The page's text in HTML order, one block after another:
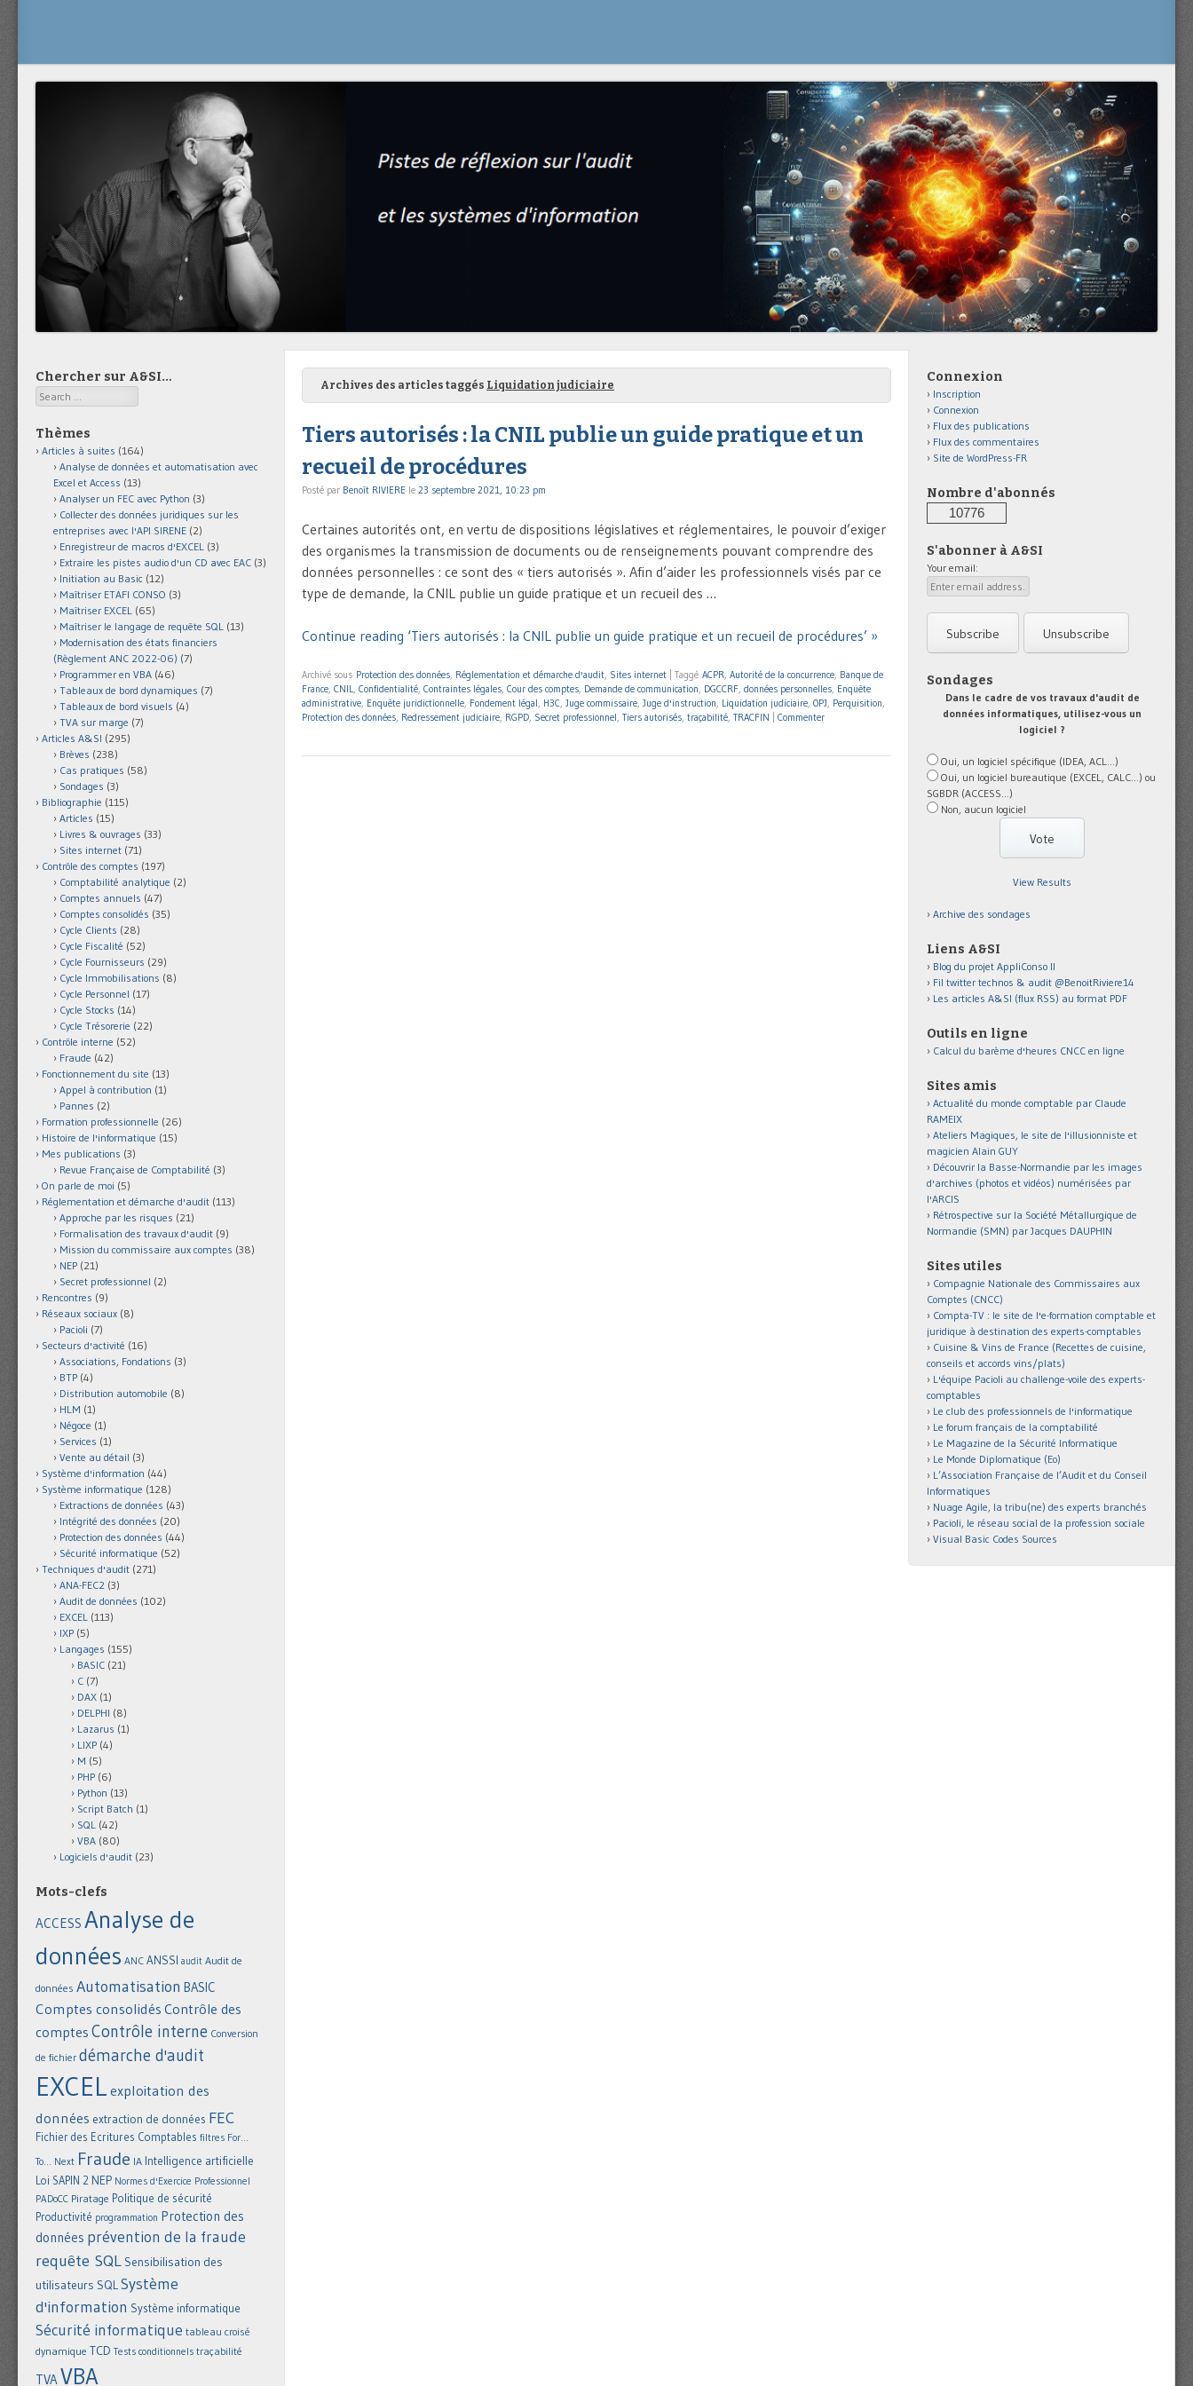
Archives des articles taggés Liquidation judiciaire
Tiers autorisés : la CNIL publie un guide pratique et un
recueil de procédures
Posté par Benoît RIVIERE le 23 septembre 2021, 10:23 pm
Certaines autorités ont, en vertu de dispositions législatives et réglementaires, le pouvoir d’exiger
des organismes la transmission de documents ou de renseignements pouvant comprendre des
données personnelles : ce sont des « tiers autorisés ». Afin d’aider les professionnels visés par ce
type de demande, la CNIL publie un guide pratique et un recueil des …
Continue reading ‘Tiers autorisés : la CNIL publie un guide pratique et un recueil de procédures’ »
Archivé sous Protection des données, Réglementation et démarche d'audit, Sites internet Taggé ACPR, Autorité de la concurrence, Banque de
France, CNIL, Confidentialité, Contraintes légales, Cour des comptes, Demande de communication, DGCCRF, données personnelles, Enquête
administrative, Enquête juridictionnelle, Fondement légal, H3C, Juge commissaire, Juge d'instruction, Liquidation judiciaire, OPJ, Perquisition,
Protection des données, Redressement judiciaire, RGPD, Secret professionnel, Tiers autorisés, traçabilité, TRACFIN Commenter
Chercher sur A&SI…
Search
Thèmes
Articles à suites (164)
Analyse de données et automatisation avec
Excel et Access (13)
Analyser un FEC avec Python (3)
Collecter des données juridiques sur les
entreprises avec l'API SIRENE (2)
Enregistreur de macros d'EXCEL (3)
Extraire les pistes audio d'un CD avec EAC (3)
Initiation au Basic (12)
Maîtriser ETAFI CONSO (3)
Maîtriser EXCEL (65)
Maîtriser le langage de requête SQL (13)
Modernisation des états financiers
(Règlement ANC 2022-06) (7)
Programmer en VBA (46)
Tableaux de bord dynamiques (7)
Tableaux de bord visuels (4)
TVA sur marge (7)
Articles A&SI (295)
Brèves (238)
Cas pratiques (58)
Sondages (3)
Bibliographie (115)
Articles (15)
Livres & ouvrages (33)
Sites internet (71)
Contrôle des comptes (197)
Comptabilité analytique (2)
Comptes annuels (47)
Comptes consolidés (35)
Cycle Clients (28)
Cycle Fiscalité (52)
Cycle Fournisseurs (29)
Cycle Immobilisations (8)
Cycle Personnel (17)
Cycle Stocks (14)
Cycle Trésorerie (22)
Contrôle interne (52)
Fraude (42)
Fonctionnement du site (13)
Appel à contribution (1)
Pannes (2)
Formation professionnelle (26)
Histoire de l'informatique (15)
Mes publications (3)
Revue Française de Comptabilité (3)
On parle de moi (5)
Réglementation et démarche d'audit (113)
Approche par les risques (21)
Formalisation des travaux d'audit (9)
Mission du commissaire aux comptes (38)
NEP (21)
Secret professionnel (2)
Rencontres (9)
Réseaux sociaux (8)
Pacioli (7)
Secteurs d'activité (16)
Associations, Fondations (3)
BTP (4)
Distribution automobile (8)
HLM (1)
Négoce (1)
Services (1)
Vente au détail (3)
Système d'information (44)
Système informatique (128)
Extractions de données (43)
Intégrité des données (20)
Protection des données (44)
Sécurité informatique (52)
Techniques d'audit (271)
ANA-FEC2 (3)
Audit de données (102)
EXCEL (113)
IXP (5)
Langages (155)
BASIC (21)
C (7)
DAX (1)
DELPHI (8)
Lazarus (1)
LIXP (4)
M (5)
PHP (6)
Python (13)
Script Batch (1)
SQL (42)
VBA (80)
Logiciels d'audit (23)
Mots-clefs
ACCESS Analyse de
données ANC ANSSI audit Audit de
données Automatisation BASIC
Comptes consolidés Contrôle des
comptes Contrôle interne Conversion
de fichier démarche d'audit
EXCEL exploitation des
données extraction de données FEC
Fichier des Ecritures Comptables filtres For...
To... Next Fraude IA Intelligence artificielle
Loi SAPIN 2 NEP Normes d'Exercice Professionnel
PADoCC Piratage Politique de sécurité
Productivité programmation Protection des
données prévention de la fraude
requête SQL Sensibilisation des
utilisateurs SQLSystème
d'information Système informatique
Sécurité informatique tableau croisé
dynamique TCD Tests conditionnels traçabilité
TVAVBA
Connexion
Inscription
Connexion
Flux des publications
Flux des commentaires
Site de WordPress-FR
Nombre d'abonnés
10776
S'abonner à A&SI
Your email:
Sondages
Dans le cadre de vos travaux d'audit de
données informatiques, utilisez-vous un
logiciel ?
Oui, un logiciel spécifique (IDEA, ACL...)
Oui, un logiciel bureautique (EXCEL, CALC...) ou
SGBDR (ACCESS...)
Non, aucun logiciel
View Results
Archive des sondages
Liens A&SI
Blog du projet AppliConso II
Fil twitter technos & audit @BenoitRiviere14
Les articles A&SI (flux RSS) au format PDF
Outils en ligne
Calcul du barème d'heures CNCC en ligne
Sites amis
Actualité du monde comptable par Claude
RAMEIX
Ateliers Magiques, le site de l'illusionniste et
magicien Alain GUY
Découvrir la Basse-Normandie par les images
d'archives (photos et vidéos) numérisées par
l'ARCIS
Rétrospective sur la Société Métallurgique de
Normandie (SMN) par Jacques DAUPHIN
Sites utiles
Compagnie Nationale des Commissaires aux
Comptes (CNCC)
Compta-TV : le site de l'e-formation comptable et
juridique à destination des experts-comptables
Cuisine & Vins de France (Recettes de cuisine,
conseils et accords vins/plats)
L'équipe Pacioli au challenge-voile des experts-
comptables
Le club des professionnels de l'informatique
Le forum français de la comptabilité
Le Magazine de la Sécurité Informatique
Le Monde Diplomatique (Eo)
L’Association Française de l’Audit et du Conseil
Informatiques
Nuage Agile, la tribu(ne) des experts branchés
Pacioli, le réseau social de la profession sociale
Visual Basic Codes Sources